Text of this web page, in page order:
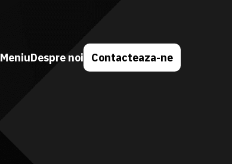
MeniuDespre noi Contacteaza-ne